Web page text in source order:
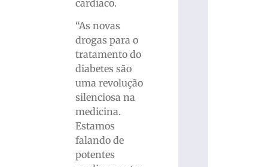
cardíaco.
“As novas
drogas para o
tratamento do
diabetes são
uma revolução
silenciosa na
medicina.
Estamos
falando de
potentes